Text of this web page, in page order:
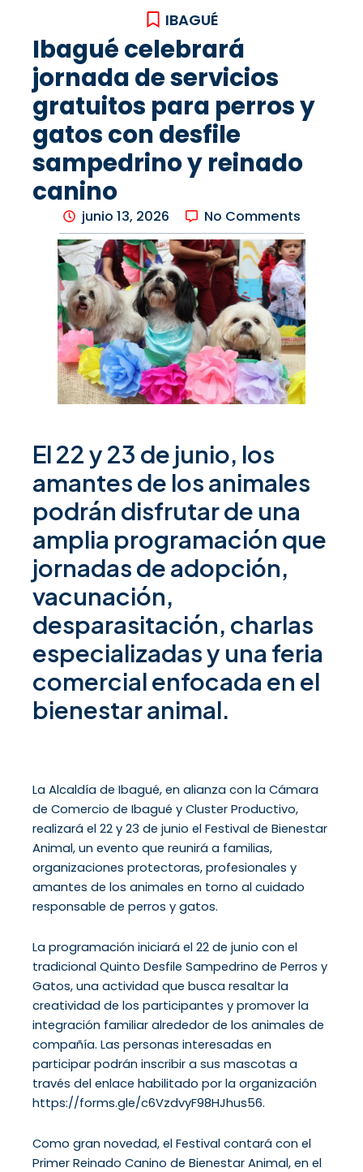
IBAGUÉ
Ibagué celebrará
jornada de servicios
gratuitos para perros y
gatos con desfile
sampedrino y reinado
canino
junio 13, 2026 No Comments
El 22 y 23 de junio, los
amantes de los animales
podrán disfrutar de una
amplia programación que
jornadas de adopción,
vacunación,
desparasitación, charlas
especializadas y una feria
comercial enfocada en el
bienestar animal.
La Alcaldía de Ibagué, en alianza con la Cámara
de Comercio de Ibagué y Cluster Productivo,
realizará el 22 y 23 de junio el Festival de Bienestar
Animal, un evento que reunirá a familias,
organizaciones protectoras, profesionales y
amantes de los animales en torno al cuidado
responsable de perros y gatos.
La programación iniciará el 22 de junio con el
tradicional Quinto Desfile Sampedrino de Perros y
Gatos, una actividad que busca resaltar la
creatividad de los participantes y promover la
integración familiar alrededor de los animales de
compañía. Las personas interesadas en
participar podrán inscribir a sus mascotas a
través del enlace habilitado por la organización
https://forms.gle/c6VzdvyF98HJhus56.
Como gran novedad, el Festival contará con el
Primer Reinado Canino de Bienestar Animal, en el